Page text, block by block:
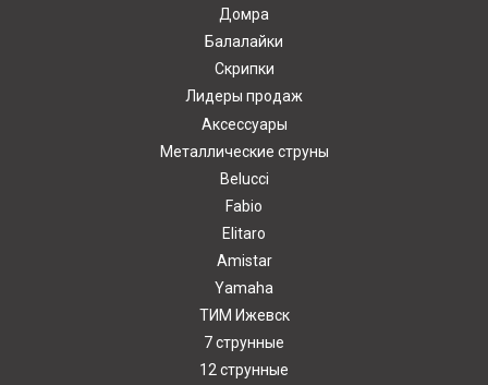
Домра
Балалайки
Скрипки
Лидеры продаж
Аксессуары
Металлические струны
Belucci
Fabio
Elitaro
Amistar
Yamaha
ТИМ Ижевск
7 струнные
12 струнные